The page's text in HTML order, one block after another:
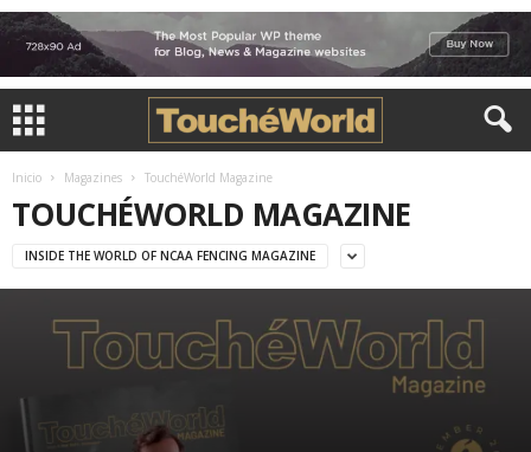
Inicio Magazines TouchéWorld Magazine
TOUCHÉWORLD MAGAZINE
INSIDE THE WORLD OF NCAA FENCING MAGAZINE